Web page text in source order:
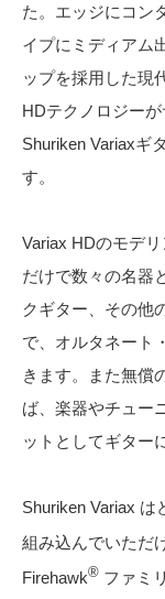
た。エッジにコン
イプにミディアム
ップを採用した現
HDテクノロジーが
Shuriken Variaxギ
す。
Variax HDのモデ
だけで数々の名器
クギター、その他
で、オルタネート
きます。また無償
ば、楽器やチュー
ットとしてギター
Shuriken Variax は
組み込んでいただ
Firehawk® ファミ